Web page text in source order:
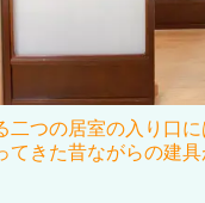
二つの居室の入り口
てきた昔ながらの建